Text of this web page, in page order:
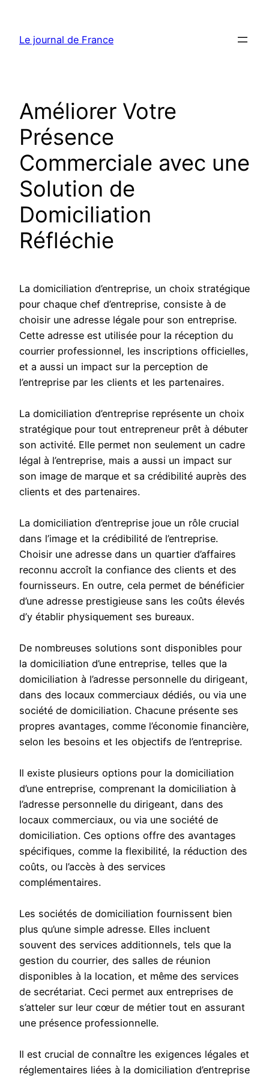
contenu
Le journal de France
Améliorer Votre
Présence
Commerciale avec une
Solution de
Domiciliation
Réfléchie
La domiciliation d’entreprise, un choix stratégique
pour chaque chef d’entreprise, consiste à de
choisir une adresse légale pour son entreprise.
Cette adresse est utilisée pour la réception du
courrier professionnel, les inscriptions officielles,
et a aussi un impact sur la perception de
l’entreprise par les clients et les partenaires.
La domiciliation d’entreprise représente un choix
stratégique pour tout entrepreneur prêt à débuter
son activité. Elle permet non seulement un cadre
légal à l’entreprise, mais a aussi un impact sur
son image de marque et sa crédibilité auprès des
clients et des partenaires.
La domiciliation d’entreprise joue un rôle crucial
dans l’image et la crédibilité de l’entreprise.
Choisir une adresse dans un quartier d’affaires
reconnu accroît la confiance des clients et des
fournisseurs. En outre, cela permet de bénéficier
d’une adresse prestigieuse sans les coûts élevés
d’y établir physiquement ses bureaux.
De nombreuses solutions sont disponibles pour
la domiciliation d’une entreprise, telles que la
domiciliation à l’adresse personnelle du dirigeant,
dans des locaux commerciaux dédiés, ou via une
société de domiciliation. Chacune présente ses
propres avantages, comme l’économie financière,
selon les besoins et les objectifs de l’entreprise.
Il existe plusieurs options pour la domiciliation
d’une entreprise, comprenant la domiciliation à
l’adresse personnelle du dirigeant, dans des
locaux commerciaux, ou via une société de
domiciliation. Ces options offre des avantages
spécifiques, comme la flexibilité, la réduction des
coûts, ou l’accès à des services
complémentaires.
Les sociétés de domiciliation fournissent bien
plus qu’une simple adresse. Elles incluent
souvent des services additionnels, tels que la
gestion du courrier, des salles de réunion
disponibles à la location, et même des services
de secrétariat. Ceci permet aux entreprises de
s’atteler sur leur cœur de métier tout en assurant
une présence professionnelle.
Il est crucial de connaître les exigences légales et
réglementaires liées à la domiciliation d’entreprise